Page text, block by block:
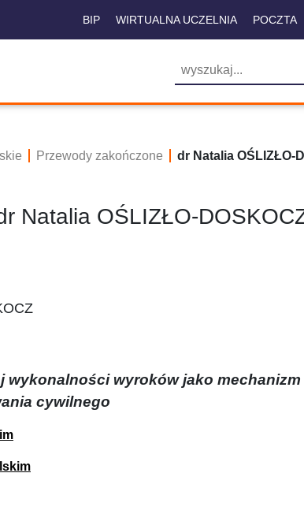
BIP WIRTUALNA UCZELNIA POCZTA
Przewody zakończone dr Natalia OŚLIZŁO-
Natalia OŚLIZŁO-
wykonalności wyroków jako
cywilnego